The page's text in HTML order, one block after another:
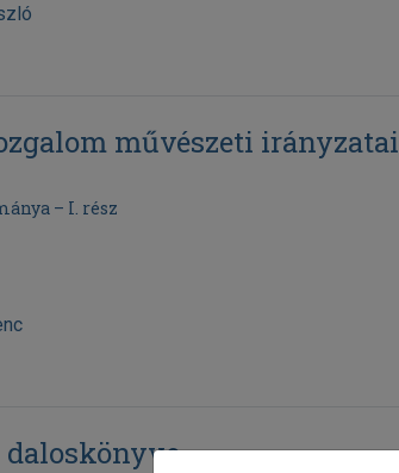
művészeti irányzatai
– I. rész